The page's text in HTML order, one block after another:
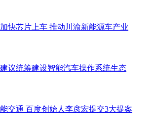
快芯片上车 推动川渝新能源车产业
议统筹建设智能汽车操作系统生态
交通 百度创始人李彦宏提交3大提案